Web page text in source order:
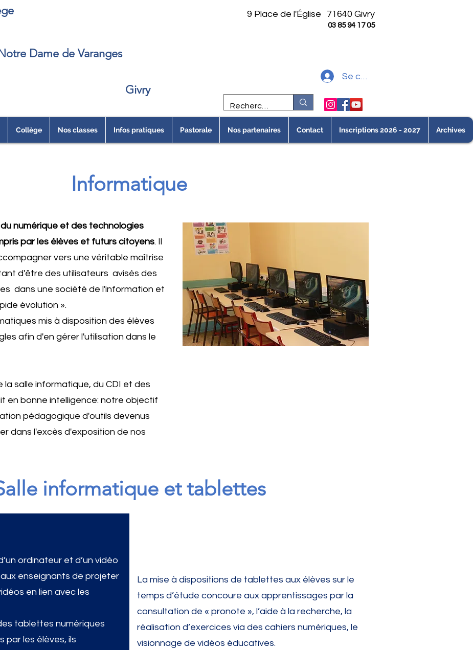
Notre Dame de Varanges
Givry
9 Place de l'Église 71640 Givry
03 85 94 17 05
Se connecter
Collège Nos classes Infos pratiques Pastorale Nos partenaires Contact Inscriptions 2026 - 2027 Archives
Informatique
numérique et des technologies
par les élèves et futurs citoyens. Il
vers une véritable maîtrise
d'être des utilisateurs avisés des
dans une société de l'information et
évolution ».
mis à disposition des élèves
afin d'en gérer l'utilisation dans le
la salle informatique, du CDI et des
en bonne intelligence: notre objectif
pédagogique d'outils devenus
dans l'excès d'exposition de nos
informatique et tablettes
ordinateur et d’un vidéo
enseignants de projeter
en lien avec les
tablettes numériques
par les élèves, ils
La mise à dispositions de tablettes aux élèves sur le
temps d’étude concoure aux apprentissages par la
consultation de « pronote », l’aide à la recherche, la
réalisation d’exercices via des cahiers numériques, le
visionnage de vidéos éducatives.